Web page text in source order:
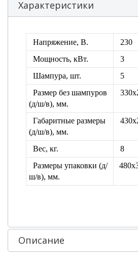
Характеристики
Напряжение, В.
230
Мощность, кВт.
3
Шампура, шт.
5
Размер без шампуров
(д/ш/в), мм.
Габаритные размеры
(д/ш/в), мм.
Вес, кг.
8
Размеры упаковки (д/
ш/в), мм.
Описание